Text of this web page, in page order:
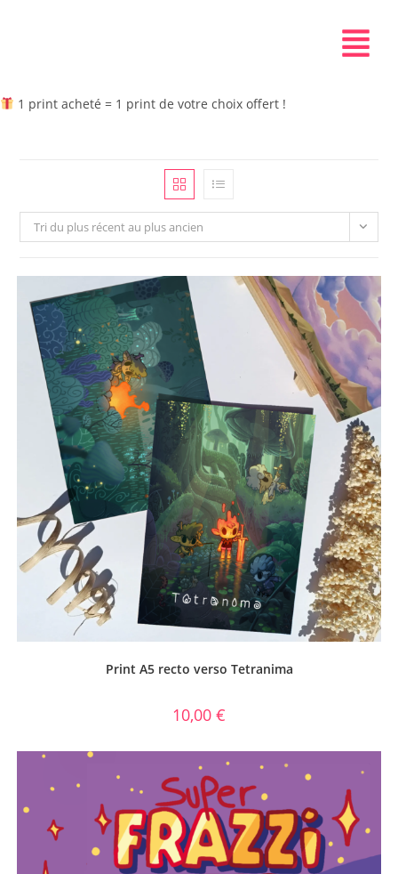
1 print acheté = 1 print de votre choix offert !
Tri du plus récent au plus ancien
Print A5 recto verso Tetranima
10,00 €